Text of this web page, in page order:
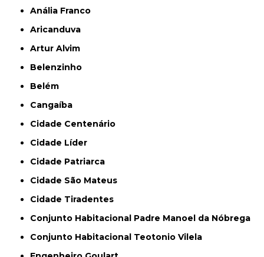
Anália Franco
Aricanduva
Artur Alvim
Belenzinho
Belém
Cangaíba
Cidade Centenário
Cidade Líder
Cidade Patriarca
Cidade São Mateus
Cidade Tiradentes
Conjunto Habitacional Padre Manoel da Nóbrega
Conjunto Habitacional Teotonio Vilela